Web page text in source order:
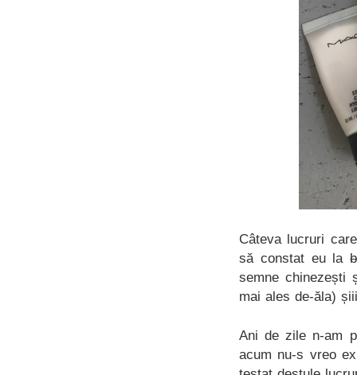
Câteva lucruri
să constat eu la
semne chinezești
mai ales de-ăla)
Ani de zile n-am
acum nu-s vreo